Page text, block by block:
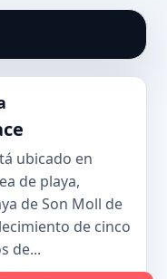
ubicado en
de playa,
de Son Moll de
de cinco
de...